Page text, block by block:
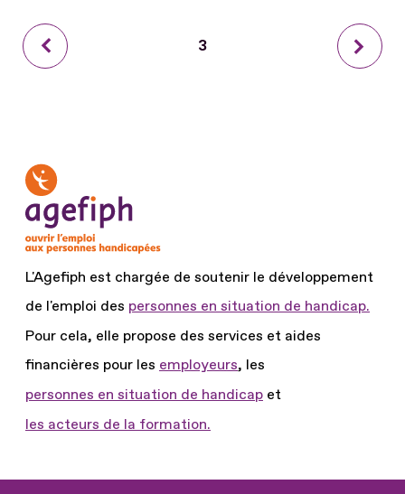
Page Page
3 Page
L'Agefiph est chargée de soutenir le développement
de l'emploi des personnes en situation de handicap.
Pour cela, elle propose des services et aides
financières pour les employeurs, les
personnes en situation de handicap et
les acteurs de la formation.